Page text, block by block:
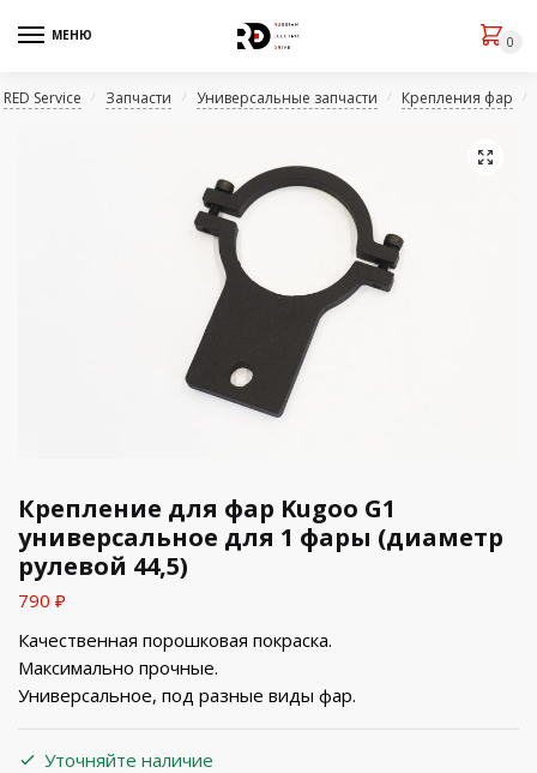
МЕНЮ 0
RED Service / Запчасти / Универсальные запчасти / Крепления фар /
🔍
Крепление для фар Kugoo G1
универсальное для 1 фары (диаметр
рулевой 44,5)
790 ₽
Качественная порошковая покраска.
Максимально прочные.
Универсальное, под разные виды фар.
Уточняйте наличие